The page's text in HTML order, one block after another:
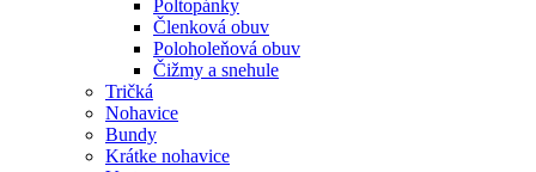
Poltopánky
Členková obuv
Poloholeňová obuv
Čižmy a snehule
Tričká
Nohavice
Bundy
Krátke nohavice